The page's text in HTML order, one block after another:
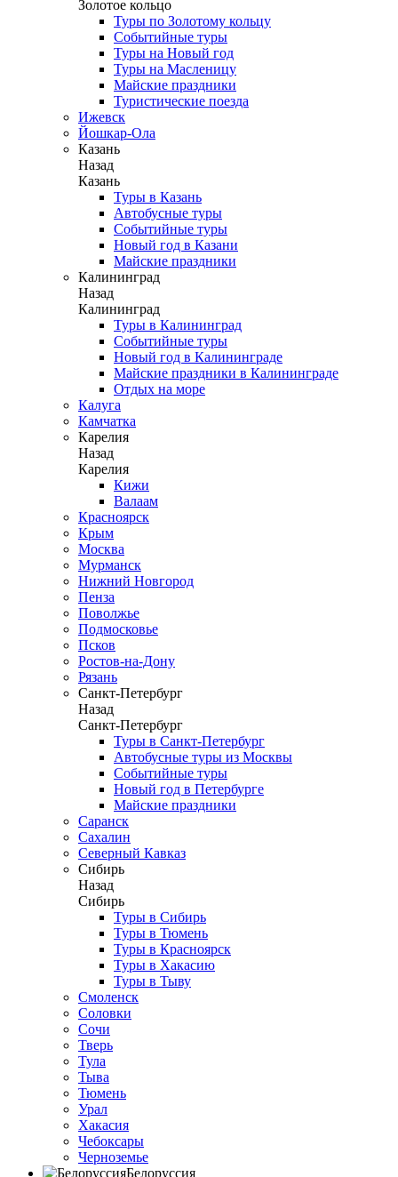
Золотое кольцо
Туры по Золотому кольцу
Событийные туры
Туры на Новый год
Туры на Масленицу
Майские праздники
Туристические поезда
Ижевск
Йошкар-Ола
Казань
Назад
Казань
Туры в Казань
Автобусные туры
Событийные туры
Новый год в Казани
Майские праздники
Калининград
Назад
Калининград
Туры в Калининград
Событийные туры
Новый год в Калининграде
Майские праздники в Калининграде
Отдых на море
Калуга
Камчатка
Карелия
Назад
Карелия
Кижи
Валаам
Красноярск
Крым
Москва
Мурманск
Нижний Новгород
Пенза
Поволжье
Подмосковье
Псков
Ростов-на-Дону
Рязань
Санкт-Петербург
Назад
Санкт-Петербург
Туры в Санкт-Петербург
Автобусные туры из Москвы
Событийные туры
Новый год в Петербурге
Майские праздники
Саранск
Сахалин
Северный Кавказ
Сибирь
Назад
Сибирь
Туры в Сибирь
Туры в Тюмень
Туры в Красноярск
Туры в Хакасию
Туры в Тыву
Смоленск
Соловки
Сочи
Тверь
Тула
Тыва
Тюмень
Урал
Хакасия
Чебоксары
Черноземье
Белоруссия